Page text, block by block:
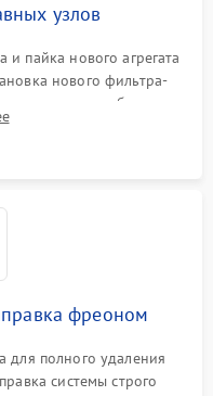
узлов
пайка нового агрегата
нового фильтра-
обдува,
дверных петель.
фреоном
для полного удаления
системы строго